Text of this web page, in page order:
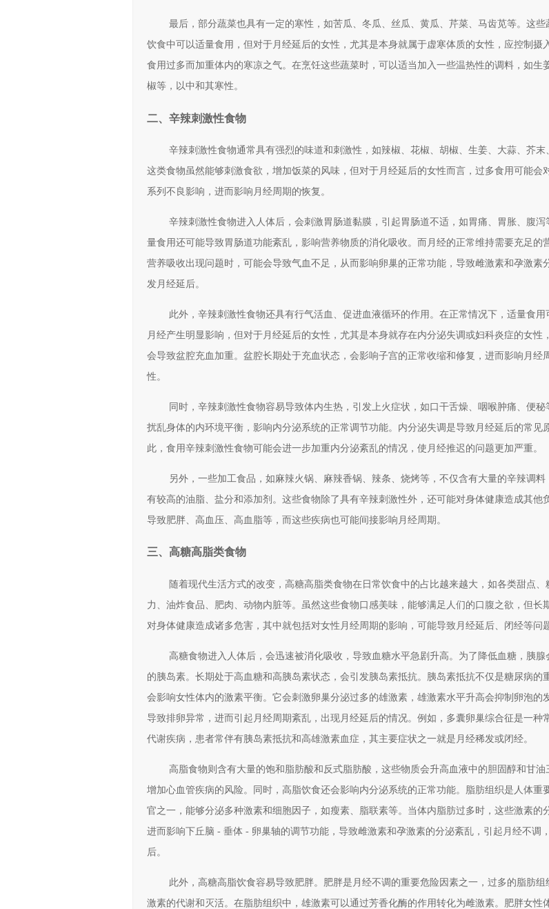
最后，部分蔬菜也具有一定的寒性，如苦瓜、冬瓜、丝瓜、黄瓜、芹菜、马齿苋等。这些
饮食中可以适量食用，但对于月经延后的女性，尤其是本身就属于虚寒体质的女性，应控制摄
食用过多而加重体内的寒凉之气。在烹饪这些蔬菜时，可以适当加入一些温热性的调料，如生
椒等，以中和其寒性。
二、辛辣刺激性食物
辛辣刺激性食物通常具有强烈的味道和刺激性，如辣椒、花椒、胡椒、生姜、大蒜、芥末
这类食物虽然能够刺激食欲，增加饭菜的风味，但对于月经延后的女性而言，过多食用可能会
系列不良影响，进而影响月经周期的恢复。
辛辣刺激性食物进入人体后，会刺激胃肠道黏膜，引起胃肠道不适，如胃痛、胃胀、腹泻
量食用还可能导致胃肠道功能紊乱，影响营养物质的消化吸收。而月经的正常维持需要充足的
营养吸收出现问题时，可能会导致气血不足，从而影响卵巢的正常功能，导致雌激素和孕激素
发月经延后。
此外，辛辣刺激性食物还具有行气活血、促进血液循环的作用。在正常情况下，适量食用
月经产生明显影响，但对于月经延后的女性，尤其是本身就存在内分泌失调或妇科炎症的女性
会导致盆腔充血加重。盆腔长期处于充血状态，会影响子宫的正常收缩和修复，进而影响月经
性。
同时，辛辣刺激性食物容易导致体内生热，引发上火症状，如口干舌燥、咽喉肿痛、便秘
扰乱身体的内环境平衡，影响内分泌系统的正常调节功能。内分泌失调是导致月经延后的常见
此，食用辛辣刺激性食物可能会进一步加重内分泌紊乱的情况，使月经推迟的问题更加严重。
另外，一些加工食品，如麻辣火锅、麻辣香锅、辣条、烧烤等，不仅含有大量的辛辣调料
有较高的油脂、盐分和添加剂。这些食物除了具有辛辣刺激性外，还可能对身体健康造成其他
导致肥胖、高血压、高血脂等，而这些疾病也可能间接影响月经周期。
三、高糖高脂类食物
随着现代生活方式的改变，高糖高脂类食物在日常饮食中的占比越来越大，如各类甜点、
力、油炸食品、肥肉、动物内脏等。虽然这些食物口感美味，能够满足人们的口腹之欲，但长
对身体健康造成诸多危害，其中就包括对女性月经周期的影响，可能导致月经延后、闭经等问
高糖食物进入人体后，会迅速被消化吸收，导致血糖水平急剧升高。为了降低血糖，胰腺
的胰岛素。长期处于高血糖和高胰岛素状态，会引发胰岛素抵抗。胰岛素抵抗不仅是糖尿病的
会影响女性体内的激素平衡。它会刺激卵巢分泌过多的雄激素，雄激素水平升高会抑制卵泡的
导致排卵异常，进而引起月经周期紊乱，出现月经延后的情况。例如，多囊卵巢综合征是一种
代谢疾病，患者常伴有胰岛素抵抗和高雄激素血症，其主要症状之一就是月经稀发或闭经。
高脂食物则含有大量的饱和脂肪酸和反式脂肪酸，这些物质会升高血液中的胆固醇和甘油
增加心血管疾病的风险。同时，高脂饮食还会影响内分泌系统的正常功能。脂肪组织是人体重
官之一，能够分泌多种激素和细胞因子，如瘦素、脂联素等。当体内脂肪过多时，这些激素的
进而影响下丘脑 - 垂体 - 卵巢轴的调节功能，导致雌激素和孕激素的分泌紊乱，引起月经不调
后。
此外，高糖高脂饮食容易导致肥胖。肥胖是月经不调的重要危险因素之一，过多的脂肪组
激素的代谢和灭活。在脂肪组织中，雄激素可以通过芳香化酶的作用转化为雌激素。肥胖女性